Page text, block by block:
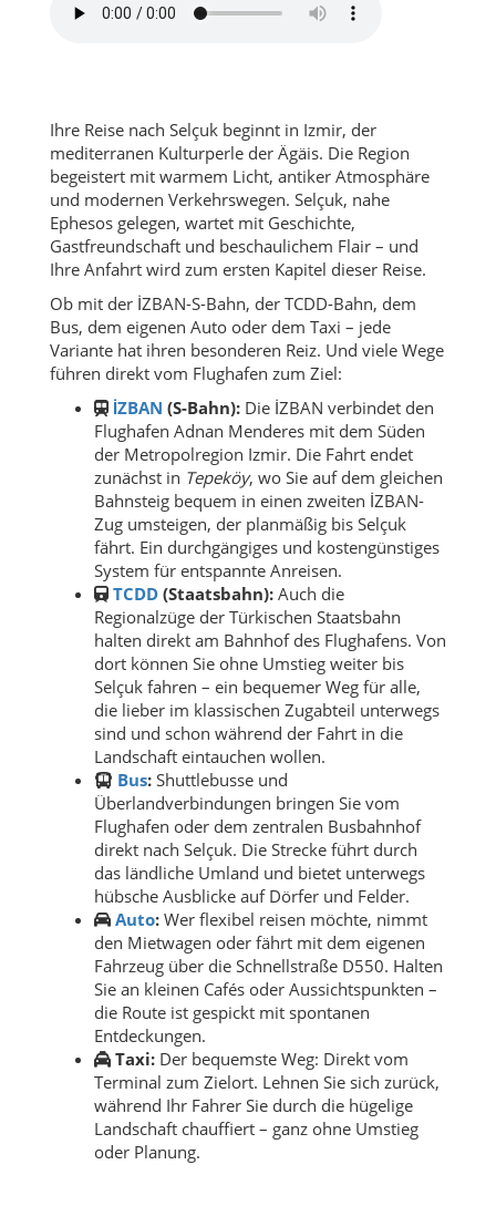
Ihre Reise nach Selçuk beginnt in Izmir, der
mediterranen Kulturperle der Ägäis. Die Region
begeistert mit warmem Licht, antiker Atmosphäre
und modernen Verkehrswegen. Selçuk, nahe
Ephesos gelegen, wartet mit Geschichte,
Gastfreundschaft und beschaulichem Flair – und
Ihre Anfahrt wird zum ersten Kapitel dieser Reise.
Ob mit der İZBAN-S-Bahn, der TCDD-Bahn, dem
Bus, dem eigenen Auto oder dem Taxi – jede
Variante hat ihren besonderen Reiz. Und viele Wege
führen direkt vom Flughafen zum Ziel:
İZBAN (S-Bahn): Die İZBAN verbindet den
Flughafen Adnan Menderes mit dem Süden
der Metropolregion Izmir. Die Fahrt endet
zunächst in Tepeköy, wo Sie auf dem gleichen
Bahnsteig bequem in einen zweiten İZBAN-
Zug umsteigen, der planmäßig bis Selçuk
fährt. Ein durchgängiges und kostengünstiges
System für entspannte Anreisen.
TCDD (Staatsbahn): Auch die
Regionalzüge der Türkischen Staatsbahn
halten direkt am Bahnhof des Flughafens. Von
dort können Sie ohne Umstieg weiter bis
Selçuk fahren – ein bequemer Weg für alle,
die lieber im klassischen Zugabteil unterwegs
sind und schon während der Fahrt in die
Landschaft eintauchen wollen.
Bus: Shuttlebusse und
Überlandverbindungen bringen Sie vom
Flughafen oder dem zentralen Busbahnhof
direkt nach Selçuk. Die Strecke führt durch
das ländliche Umland und bietet unterwegs
hübsche Ausblicke auf Dörfer und Felder.
Auto: Wer flexibel reisen möchte, nimmt
den Mietwagen oder fährt mit dem eigenen
Fahrzeug über die Schnellstraße D550. Halten
Sie an kleinen Cafés oder Aussichtspunkten –
die Route ist gespickt mit spontanen
Entdeckungen.
Taxi: Der bequemste Weg: Direkt vom
Terminal zum Zielort. Lehnen Sie sich zurück,
während Ihr Fahrer Sie durch die hügelige
Landschaft chauffiert – ganz ohne Umstieg
oder Planung.